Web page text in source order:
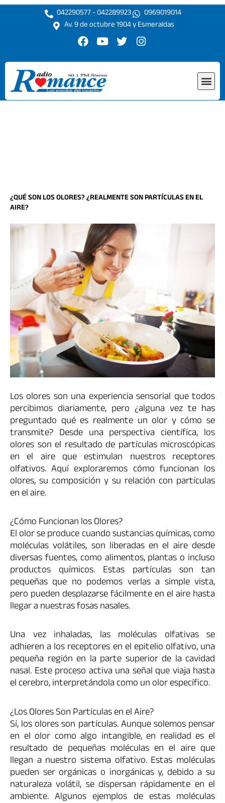
Ir
042290577 - 042289923
0969019014
Av. 9 de octubre 1904 y Esmeraldas
F
c
e
b
o
o
Y
u
t
u
b
e
T
i
r
I
s
r
¿QUÉ SON LOS OLORES? ¿REALMENTE SON PARTÍCULAS EN EL
AIRE?
Los olores son una experiencia sensorial que todos
percibimos diariamente, pero ¿alguna vez te has
preguntado qué es realmente un olor y cómo se
transmite? Desde una perspectiva científica, los
olores son el resultado de partículas microscópicas
en el aire que estimulan nuestros receptores
olfativos. Aquí exploraremos cómo funcionan los
olores, su composición y su relación con partículas
en el aire.
¿Cómo Funcionan los Olores?
El olor se produce cuando sustancias químicas, como
moléculas volátiles, son liberadas en el aire desde
diversas fuentes, como alimentos, plantas o incluso
productos químicos. Estas partículas son tan
pequeñas que no podemos verlas a simple vista,
pero pueden desplazarse fácilmente en el aire hasta
llegar a nuestras fosas nasales.
Una vez inhaladas, las moléculas olfativas se
adhieren a los receptores en el epitelio olfativo, una
pequeña región en la parte superior de la cavidad
nasal. Este proceso activa una señal que viaja hasta
el cerebro, interpretándola como un olor específico.
¿Los Olores Son Partículas en el Aire?
Sí, los olores son partículas. Aunque solemos pensar
en el olor como algo intangible, en realidad es el
resultado de pequeñas moléculas en el aire que
llegan a nuestro sistema olfativo. Estas moléculas
pueden ser orgánicas o inorgánicas y, debido a su
naturaleza volátil, se dispersan rápidamente en el
ambiente. Algunos ejemplos de estas moléculas